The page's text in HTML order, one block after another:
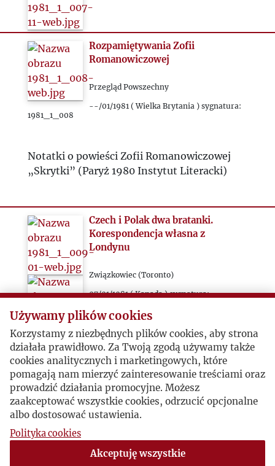
Rozpamiętywania Zofii
Romanowiczowej
Przegląd Powszechny
--/01/1981 ( Wielka Brytania ) sygnatura:
1981_1_008
Notatki o powieści Zofii Romanowiczowej
„Skrytki” (Paryż 1980 Instytut Literacki)
Czech i Polak dwa bratanki.
Korespondencja własna z
Londynu
Związkowiec (Toronto)
07/01/1981 ( Kanada ) sygnatura:
Bohdan Brodziński prezentuje
sylwetkę Jiří Lederera, czeskiego
dziennikarza, dysydenta działacza i więźnia
politycznego w okresie Praskiej Wiosny
oraz przeprowadza z nim w Londynie krótką
rozmowę.
Używamy plików cookies
Korzystamy z niezbędnych plików cookies, aby strona
działała prawidłowo. Za Twoją zgodą używamy także
cookies analitycznych i marketingowych, które
pomagają nam mierzyć zainteresowanie treściami oraz
prowadzić działania promocyjne. Możesz
zaakceptować wszystkie cookies, odrzucić opcjonalne
albo dostosować ustawienia.
Polityka cookies
Akceptuję wszystkie